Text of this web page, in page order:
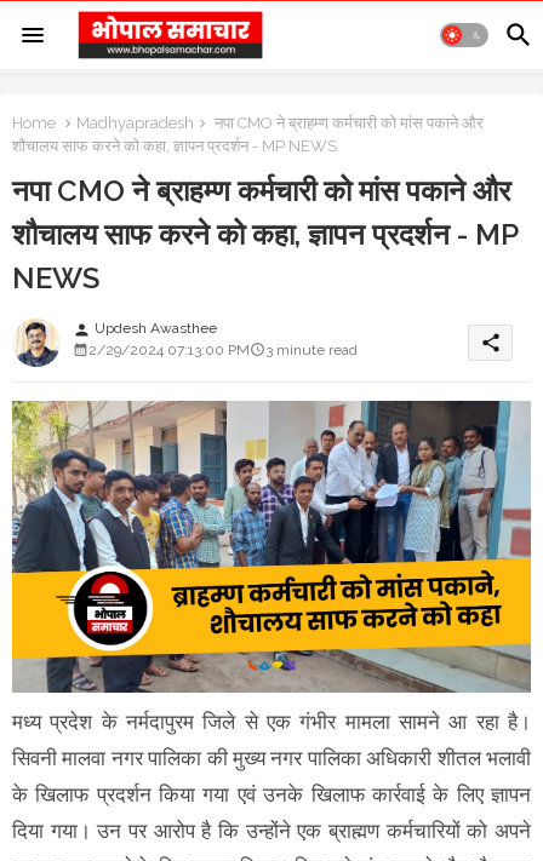
Home Madhyapradesh
नपा CMO ने ब्राहम्ण कर्मचारी को मांस पकाने और
शौचालय साफ करने को कहा, ज्ञापन प्रदर्शन - MP NEWS
नपा CMO ने ब्राहम्ण कर्मचारी को मांस पकाने और
शौचालय साफ करने को कहा, ज्ञापन प्रदर्शन - MP
NEWS
person Updesh Awasthee
2/29/2024 07:13:00 PM
3 minute read share
मध्य प्रदेश के नर्मदापुरम जिले से एक गंभीर मामला सामने आ रहा है।
सिवनी मालवा नगर पालिका की मुख्य नगर पालिका अधिकारी शीतल भलावी
के खिलाफ प्रदर्शन किया गया एवं उनके खिलाफ कार्रवाई के लिए ज्ञापन
दिया गया। उन पर आरोप है कि उन्होंने एक ब्राह्मण कर्मचारियों को अपने